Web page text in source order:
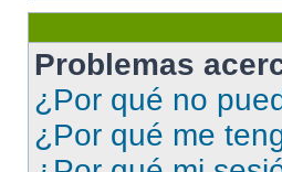
Problemas
¿Por qué no
¿Por qué me